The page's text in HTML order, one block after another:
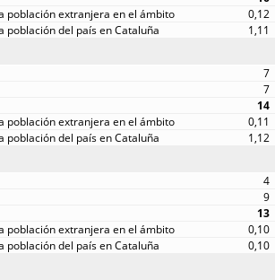
0,12
1,11
7
7
14
0,11
1,12
4
9
13
0,10
0,10